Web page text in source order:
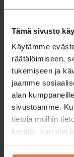
Tämä sivusto
Käytämme
räätälöimiseen,
tukemiseen ja
jaamme
alan
sivustoamme.
tietoja muihin
kerätty, kun olet
Ajotunneilla